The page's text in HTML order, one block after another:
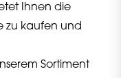
Ihnen die
zu kaufen und
Sortiment